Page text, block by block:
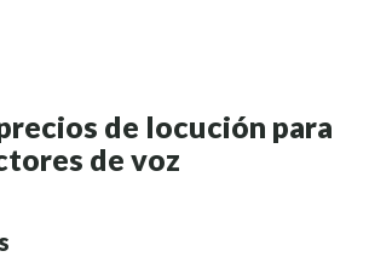
de locución para
de voz